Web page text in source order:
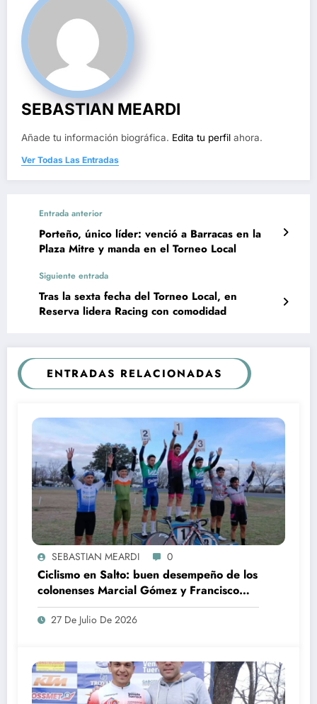
SEBASTIAN MEARDI
Añade tu información biográfica. Edita tu perfil ahora.
Ver Todas Las Entradas
Entrada anterior
Porteño, único líder: venció a Barracas en la
Plaza Mitre y manda en el Torneo Local
Siguiente entrada
Tras la sexta fecha del Torneo Local, en
Reserva lidera Racing con comodidad
ENTRADAS RELACIONADAS
SEBASTIAN MEARDI 0
Ciclismo en Salto: buen desempeño de los
colonenses Marcial Gómez y Francisco
Arias
27 De Julio De 2026